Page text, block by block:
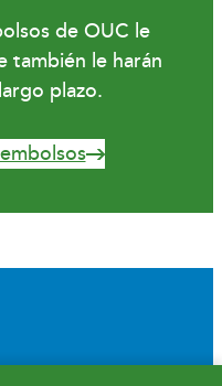
de OUC le
también le harán
plazo.